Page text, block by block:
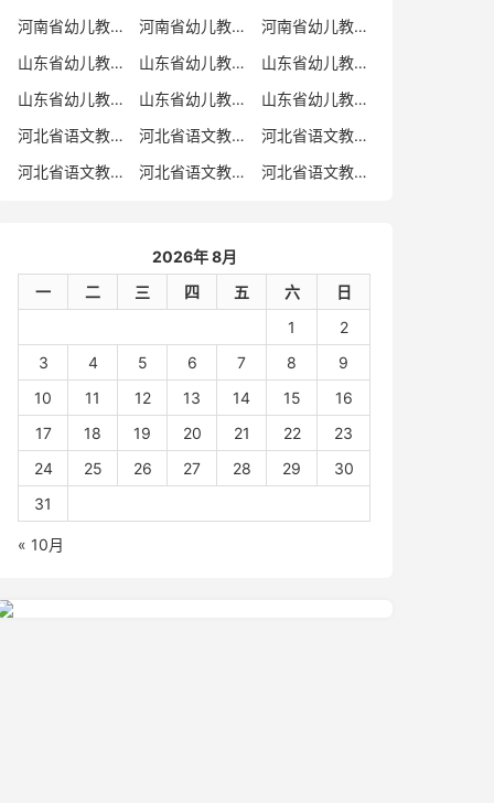
河南省幼儿教师招聘考试真题卷
河南省幼儿教师编制考试真题
河南省幼儿教师编制考试真题卷
山东省幼儿教师招聘
山东省幼儿教师考试
山东省幼儿教师招聘考试真题
山东省幼儿教师招聘考试真题卷
山东省幼儿教师编制考试真题
山东省幼儿教师编制考试真题卷
河北省语文教师招聘
河北省语文教师招聘考试真题
河北省语文教师招聘考试真题卷
河北省语文教师编制考试真题
河北省语文教师编制考试真题卷 河北省语文教师考试
2026年 8月
一
二 三 四 五 六
日
1
2
3
4 5 6 7 8
9
10
11 12 13 14 15
16
17
18 19 20 21 22
23
24
25 26 27 28 29
30
31
« 10月